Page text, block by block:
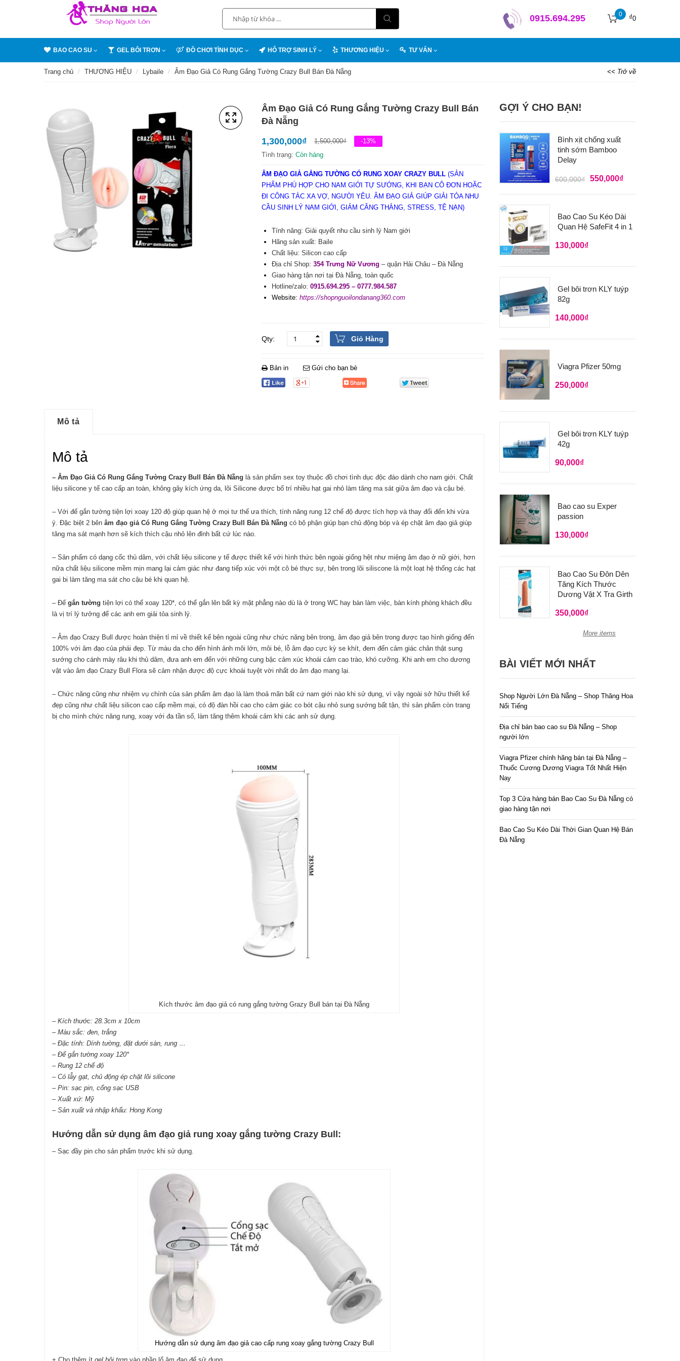
0915.694.295 0
0
₫
BAO CAO SU GEL BÔI TRƠN ĐỒ CHƠI TÌNH DỤC HỖ TRỢ SINH LÝ THƯƠNG HIỆU TƯ VẤN
Trang chủ THƯƠNG HIỆU Lybaile Âm Đạo Giả Có Rung Gắng Tường Crazy Bull Bán Đà Nẵng << Trở về
Âm Đạo Giả Có Rung Gắng Tường Crazy Bull Bán
Đà Nẵng
1,500,000₫
1,300,000₫
-13%
Tình trạng: Còn hàng
ÂM ĐẠO GIẢ GẮNG TƯỜNG CÓ RUNG XOAY CRAZY BULL (SẢN
PHẨM PHÙ HỢP CHO NAM GIỚI TỰ SƯỚNG, KHI BẠN CÔ ĐƠN HOẶC
ĐI CÔNG TÁC XA VỢ, NGƯỜI YÊU. ÂM ĐẠO GIẢ GIÚP GIẢI TỎA NHU
CẦU SINH LÝ NAM GIỚI, GIẢM CĂNG THẲNG, STRESS, TỆ NẠN)
Tính năng: Giải quyết nhu cầu sinh lý Nam giới
Hãng sản xuất: Baile
Chất liệu: Silicon cao cấp
Địa chỉ Shop: 354 Trưng Nữ Vương – quận Hải Châu – Đà Nẵng
Giao hàng tận nơi tại Đà Nẵng, toàn quốc
Hotline/zalo: 0915.694.295 – 0777.984.587
Website: https://shopnguoilondanang360.com
Giỏ Hàng
Bản in Gửi cho bạn bè
Mô tả
Mô tả
– Âm Đạo Giả Có Rung Gắng Tường Crazy Bull Bán Đà Nẵng là sản phẩm sex toy thuộc đồ chơi tình dục độc đáo dành cho nam giới. Chất
liệu silicone y tế cao cấp an toàn, không gây kích ứng da, lõi Silicone được bố trí nhiều hạt gai nhỏ làm tăng ma sát giữa âm đạo và cậu bé.
– Với đế gắn tường tiện lợi xoay 120 độ giúp quan hệ ở mọi tư thế ưa thích, tính năng rung 12 chế độ được tích hợp và thay đổi đến khi vừa
ý. Đặc biệt 2 bên âm đạo giả Có Rung Gắng Tường Crazy Bull Bán Đà Nẵng có bộ phận giúp bạn chủ động bóp và ép chặt âm đạo giả giúp
tăng ma sát mạnh hơn sẽ kích thích cậu nhỏ lên đỉnh bất cứ lúc nào.
– Sản phẩm có dạng cốc thủ dâm, với chất liệu silicone y tế được thiết kế với hình thức bên ngoài giống hệt như miệng âm đạo ở nữ giới, hơn
nữa chất liệu silicone mềm mịn mang lại cảm giác như đang tiếp xúc với một cô bé thực sự, bên trong lõi siliscone là một loạt hệ thống các hạt
gai bi làm tăng ma sát cho cậu bé khi quan hệ.
– Đế gắn tường tiện lợi có thể xoay 120*, có thể gắn lên bất kỳ mặt phẳng nào dù là ở trong WC hay bàn làm việc, bàn kính phòng khách đều
là vị trí lý tưởng để các anh em giải tỏa sinh lý.
– Âm đạo Crazy Bull được hoàn thiện tỉ mỉ về thiết kế bên ngoài cũng như chức năng bên trong, âm đạo giả bên trong được tạo hình giống đến
100% với âm đạo của phái đẹp. Từ màu da cho đến hình ảnh môi lớn, môi bé, lỗ âm đạo cực kỳ se khít, đem đến cảm giác chân thật sung
sướng cho cánh mày râu khi thủ dâm, đưa anh em đến với những cung bậc cảm xúc khoái cảm cao trào, khó cưỡng. Khi anh em cho dương
vật vào âm đạo Crazy Bull Flora sẽ cảm nhận được độ cực khoái tuyệt vời nhất do âm đạo mang lại.
– Chức năng cũng như nhiệm vụ chính của sản phẩm âm đạo là làm thoả mãn bất cứ nam giới nào khi sử dụng, vì vậy ngoài sở hữu thiết kế
đẹp cũng như chất liệu silicon cao cấp mềm mại, có độ đàn hồi cao cho cảm giác co bót cậu nhỏ sung sướng bất tận, thì sản phẩm còn trang
bị cho mình chức năng rung, xoay với đa tần số, làm tăng thêm khoái cảm khi các anh sử dụng.
Kích thước âm đạo giả có rung gắng tường Grazy Bull bán tại Đà Nẵng
– Kích thước: 28.3cm x 10cm
– Màu sắc: đen, trắng
– Đặc tính: Dính tường, đặt dưới sàn, rung …
– Đế gắn tường xoay 120*
– Rung 12 chế độ
– Có lẫy gạt, chủ động ép chặt lõi silicone
– Pin: sạc pin, cổng sạc USB
– Xuất xứ: Mỹ
– Sản xuất và nhập khẩu: Hong Kong
Hướng dẫn sử dụng âm đạo giả rung xoay gắng tường Crazy Bull:
– Sạc đầy pin cho sản phẩm trước khi sử dụng.
Hướng dẫn sử dụng âm đạo giả cao cấp rung xoay gắng tường Crazy Bull
GỢI Ý CHO BẠN!
Bình xịt chống xuất
tinh sớm Bamboo
Delay
600,000₫ 550,000₫
Bao Cao Su Kéo Dài
Quan Hệ SafeFit 4 in 1
130,000₫
Gel bôi trơn KLY tuýp
82g
140,000₫
Viagra Pfizer 50mg
250,000₫
Gel bôi trơn KLY tuýp
42g
90,000₫
Bao cao su Exper
passion
130,000₫
Bao Cao Su Đôn Dên
Tăng Kích Thước
Dương Vật X Tra Girth
350,000₫
More items
BÀI VIẾT MỚI NHẤT
Shop Người Lớn Đà Nẵng – Shop Thăng Hoa
Nổi Tiếng
Địa chỉ bán bao cao su Đà Nẵng – Shop
người lớn
Viagra Pfizer chính hãng bán tại Đà Nẵng –
Thuốc Cương Dương Viagra Tốt Nhất Hiện
Nay
Top 3 Cửa hàng bán Bao Cao Su Đà Nẵng có
giao hàng tận nơi
Bao Cao Su Kéo Dài Thời Gian Quan Hệ Bán
Đà Nẵng